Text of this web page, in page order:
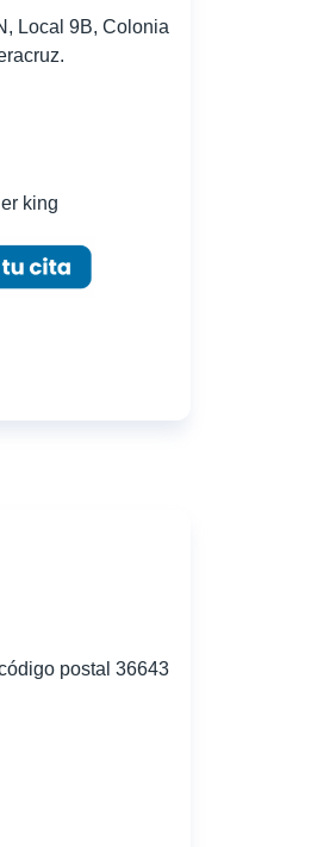
Local 9B, Colonia
king
postal 36643